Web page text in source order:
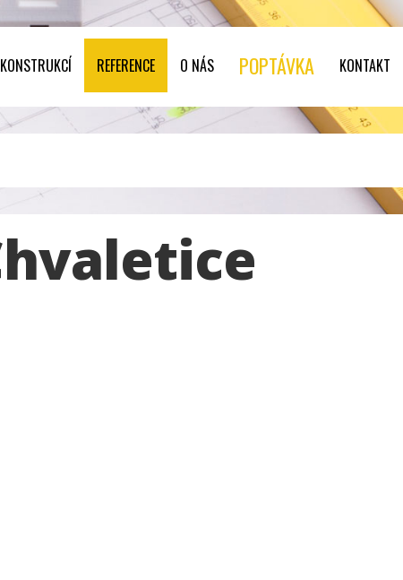
REFERENCE O NÁS POPTÁVKA KONTAKT